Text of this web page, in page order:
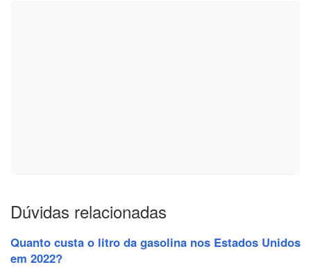
Dúvidas relacionadas
Quanto custa o litro da gasolina nos Estados Unidos
em 2022?